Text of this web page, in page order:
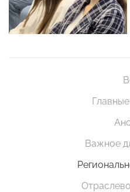
Важное